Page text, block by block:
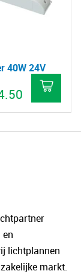
40W 24V
lichtplannen
markt.